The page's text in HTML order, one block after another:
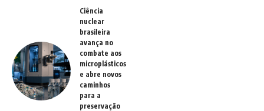
Ciência
nuclear
brasileira
avança no
combate aos
microplásticos
e abre novos
caminhos
para a
preservação